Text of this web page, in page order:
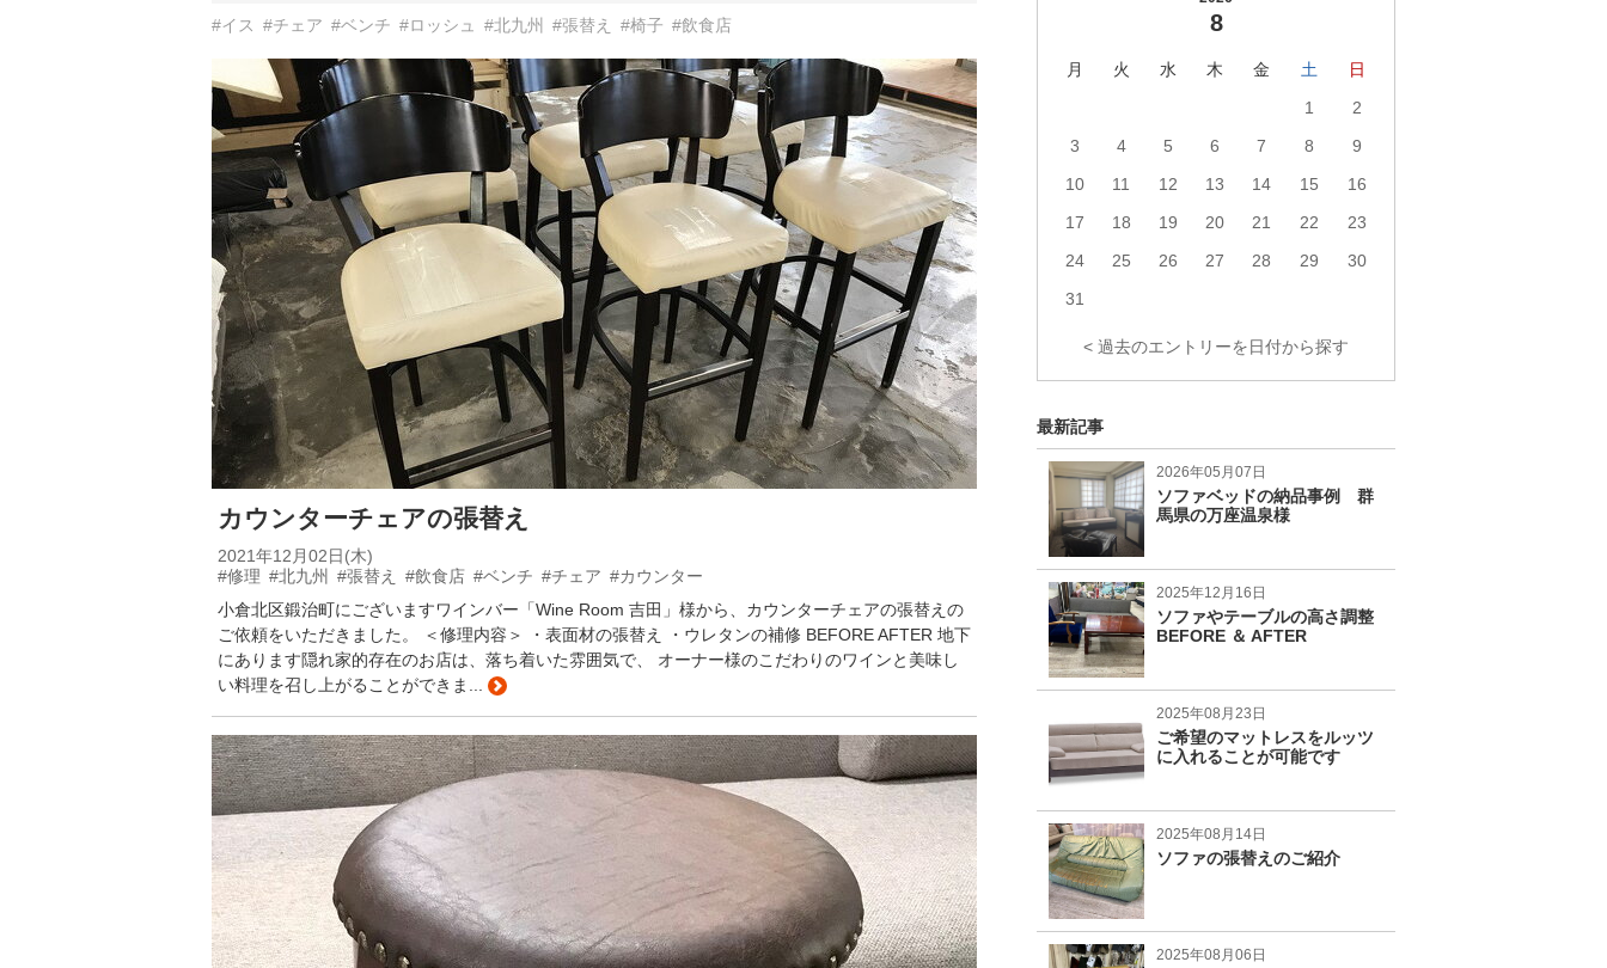
#イス #チェア #ベンチ #ロッシュ #北九州 #張替え #椅子 #飲食店
カウンターチェアの張替え
2021年12月02日(木)
#修理 #北九州 #張替え #飲食店 #ベンチ #チェア #カウンター
小倉北区鍛治町にございますワインバー「Wine Room 吉田」様から、カウンターチェアの張替えの
ご依頼をいただきました。 ＜修理内容＞ ・表面材の張替え ・ウレタンの補修 BEFORE AFTER 地下
にあります隠れ家的存在のお店は、落ち着いた雰囲気で、 オーナー様のこだわりのワインと美味し
い料理を召し上がることができま...
8
月 火 水 木 金 土
日
1
2
3
4 5 6 7 8
9
10
11 12 13 14 15
16
17
18 19 20 21 22
23
24
25 26 27 28 29
30
31
< 過去のエントリーを日付から探す
最新記事
2026年05月07日
ソファベッドの納品事例 群
馬県の万座温泉様
2025年12月16日
ソファやテーブルの高さ調整
BEFORE ＆ AFTER
2025年08月23日
ご希望のマットレスをルッツ
に入れることが可能です
2025年08月14日
ソファの張替えのご紹介
2025年08月06日